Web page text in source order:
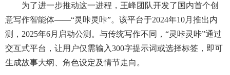
为了进一步推动这一进程，王峰团队开发了国内首个创
意写作智能体——“灵咔灵咔”。该平台于2024年10月推出内
测，2025年6月启动公测。与传统写作不同，“灵咔灵咔”通过
交互式平台，让用户仅需输入300字提示词或选择标签，即可
生成故事大纲、角色设定及情节走向。